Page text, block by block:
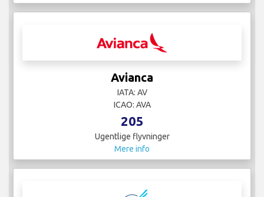
Avianca
IATA: AV
ICAO: AVA
205
Ugentlige flyvninger
Mere info